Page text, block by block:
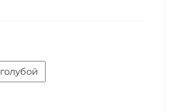
голубой